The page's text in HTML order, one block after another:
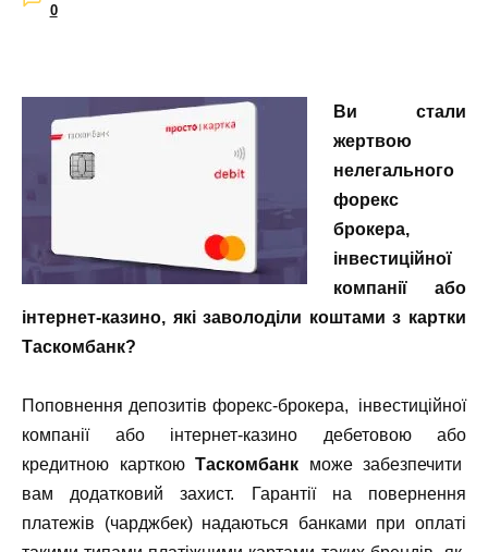
0
Ви стали
жертвою
нелегального
форекс
брокера,
інвестиційної
компанії або
інтернет-казино, які заволоділи коштами з картки
Таскомбанк?
Поповнення депозитів форекс-брокера, інвестиційної
компанії або інтернет-казино дебетовою або
кредитною карткою Таскомбанк може забезпечити
вам додатковий захист.
Гарантії на повернення
платежів (чарджбек) надаються банками при оплаті